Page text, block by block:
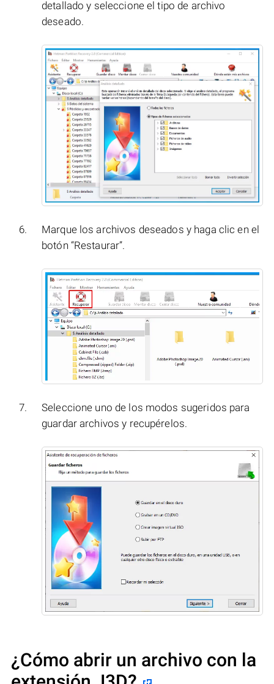
detallado y seleccione el tipo de archivo
deseado.
Marque los archivos deseados y haga clic en el
botón “Restaurar”.
Seleccione uno de los modos sugeridos para
guardar archivos y recupérelos.
¿Cómo abrir un archivo con la